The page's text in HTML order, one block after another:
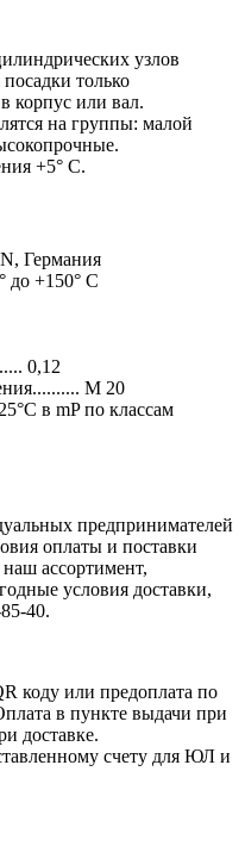
узлов
только
корпус или вал.
на группы: малой
+5° C.
Германия
до +150° C
0,12
M 20
в mP по классам
предпринимателей
оплаты и поставки
ассортимент,
условия доставки,
40.
коду или предоплата по
в пункте выдачи при
доставке.
счету для ЮЛ и